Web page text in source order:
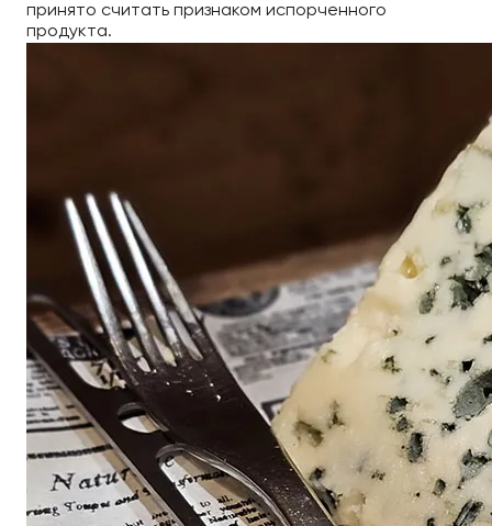
принято считать признаком испорченного
продукта.